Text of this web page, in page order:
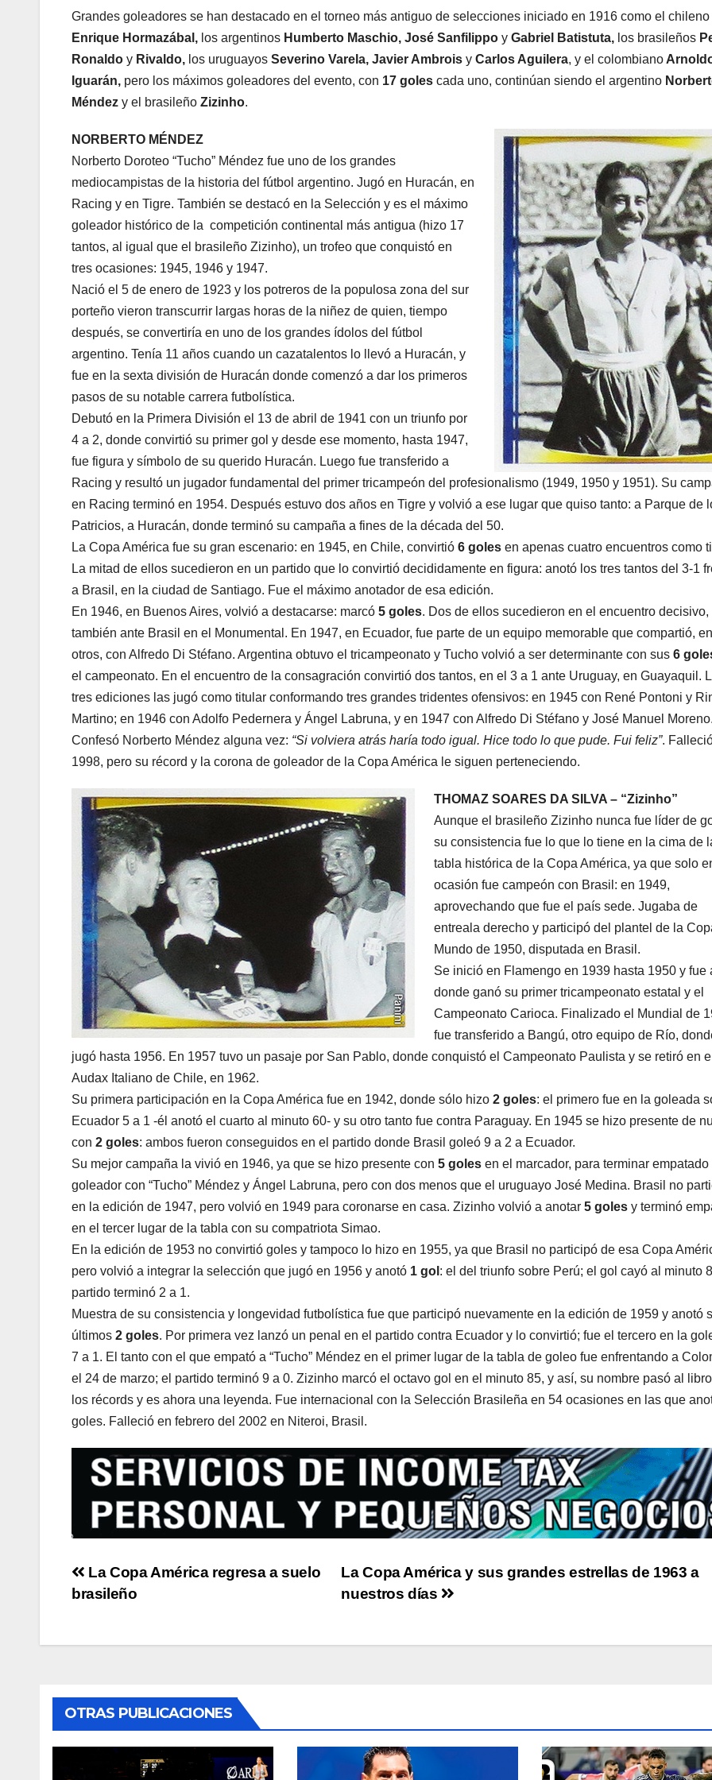
Grandes goleadores se han destacado en el torneo más antiguo de selecciones iniciado en 1916 como el chileno
Enrique Hormazábal, los argentinos Humberto Maschio, José Sanfilippo y Gabriel Batistuta, los brasileños
Ronaldo y Rivaldo, los uruguayos Severino Varela, Javier Ambrois y Carlos Aguilera, y el colombiano
Iguarán, pero los máximos goleadores del evento, con 17 goles cada uno, continúan siendo el argentino
Méndez y el brasileño Zizinho.
NORBERTO MÉNDEZ
Norberto Doroteo “Tucho” Méndez fue uno de los grandes
mediocampistas de la historia del fútbol argentino. Jugó en Huracán, en
Racing y en Tigre. También se destacó en la Selección y es el máximo
goleador histórico de la competición continental más antigua (hizo 17
tantos, al igual que el brasileño Zizinho), un trofeo que conquistó en
tres ocasiones: 1945, 1946 y 1947.
Nació el 5 de enero de 1923 y los potreros de la populosa zona del sur
porteño vieron transcurrir largas horas de la niñez de quien, tiempo
después, se convertiría en uno de los grandes ídolos del fútbol
argentino. Tenía 11 años cuando un cazatalentos lo llevó a Huracán, y
fue en la sexta división de Huracán donde comenzó a dar los primeros
pasos de su notable carrera futbolística.
Debutó en la Primera División el 13 de abril de 1941 con un triunfo por
4 a 2, donde convirtió su primer gol y desde ese momento, hasta 1947,
fue figura y símbolo de su querido Huracán. Luego fue transferido a
Racing y resultó un jugador fundamental del primer tricampeón del profesionalismo (1949, 1950 y 1951). Su
en Racing terminó en 1954. Después estuvo dos años en Tigre y volvió a ese lugar que quiso tanto: a Parque de
Patricios, a Huracán, donde terminó su campaña a fines de la década del 50.
La Copa América fue su gran escenario: en 1945, en Chile, convirtió 6 goles en apenas cuatro encuentros como
La mitad de ellos sucedieron en un partido que lo convirtió decididamente en figura: anotó los tres tantos del 3-1
a Brasil, en la ciudad de Santiago. Fue el máximo anotador de esa edición.
En 1946, en Buenos Aires, volvió a destacarse: marcó 5 goles. Dos de ellos sucedieron en el encuentro decisivo,
también ante Brasil en el Monumental. En 1947, en Ecuador, fue parte de un equipo memorable que compartió,
otros, con Alfredo Di Stéfano. Argentina obtuvo el tricampeonato y Tucho volvió a ser determinante con sus 6
el campeonato. En el encuentro de la consagración convirtió dos tantos, en el 3 a 1 ante Uruguay, en Guayaquil.
tres ediciones las jugó como titular conformando tres grandes tridentes ofensivos: en 1945 con René Pontoni y
Martino; en 1946 con Adolfo Pedernera y Ángel Labruna, y en 1947 con Alfredo Di Stéfano y José Manuel
Confesó Norberto Méndez alguna vez: “Si volviera atrás haría todo igual. Hice todo lo que pude. Fui feliz”.
1998, pero su récord y la corona de goleador de la Copa América le siguen perteneciendo.
THOMAZ SOARES DA SILVA – “Zizinho”
Aunque el brasileño Zizinho nunca fue líder de
su consistencia fue lo que lo tiene en la cima de
tabla histórica de la Copa América, ya que solo
ocasión fue campeón con Brasil: en 1949,
aprovechando que fue el país sede. Jugaba de
entreala derecho y participó del plantel de la
Mundo de 1950, disputada en Brasil.
Se inició en Flamengo en 1939 hasta 1950 y fue
donde ganó su primer tricampeonato estatal y el
Campeonato Carioca. Finalizado el Mundial de
fue transferido a Bangú, otro equipo de Río,
jugó hasta 1956. En 1957 tuvo un pasaje por San Pablo, donde conquistó el Campeonato Paulista y se retiró en
Audax Italiano de Chile, en 1962.
Su primera participación en la Copa América fue en 1942, donde sólo hizo 2 goles: el primero fue en la goleada
Ecuador 5 a 1 -él anotó el cuarto al minuto 60- y su otro tanto fue contra Paraguay. En 1945 se hizo presente de
con 2 goles: ambos fueron conseguidos en el partido donde Brasil goleó 9 a 2 a Ecuador.
Su mejor campaña la vivió en 1946, ya que se hizo presente con 5 goles en el marcador, para terminar empatado
goleador con “Tucho” Méndez y Ángel Labruna, pero con dos menos que el uruguayo José Medina. Brasil no
en la edición de 1947, pero volvió en 1949 para coronarse en casa. Zizinho volvió a anotar 5 goles y terminó
en el tercer lugar de la tabla con su compatriota Simao.
En la edición de 1953 no convirtió goles y tampoco lo hizo en 1955, ya que Brasil no participó de esa Copa
pero volvió a integrar la selección que jugó en 1956 y anotó 1 gol : el del triunfo sobre Perú; el gol cayó al minuto
partido terminó 2 a 1.
Muestra de su consistencia y longevidad futbolística fue que participó nuevamente en la edición de 1959 y anotó
últimos 2 goles. Por primera vez lanzó un penal en el partido contra Ecuador y lo convirtió; fue el tercero en la
7 a 1. El tanto con el que empató a “Tucho” Méndez en el primer lugar de la tabla de goleo fue enfrentando a
el 24 de marzo; el partido terminó 9 a 0. Zizinho marcó el octavo gol en el minuto 85, y así, su nombre pasó al
los récords y es ahora una leyenda. Fue internacional con la Selección Brasileña en 54 ocasiones en las que
goles. Falleció en febrero del 2002 en Niteroi, Brasil.
Post
La Copa América y sus grandes estrellas de 1963 a
nuestros días
La Copa América regresa a suelo
brasileño
OTRAS PUBLICACIONES